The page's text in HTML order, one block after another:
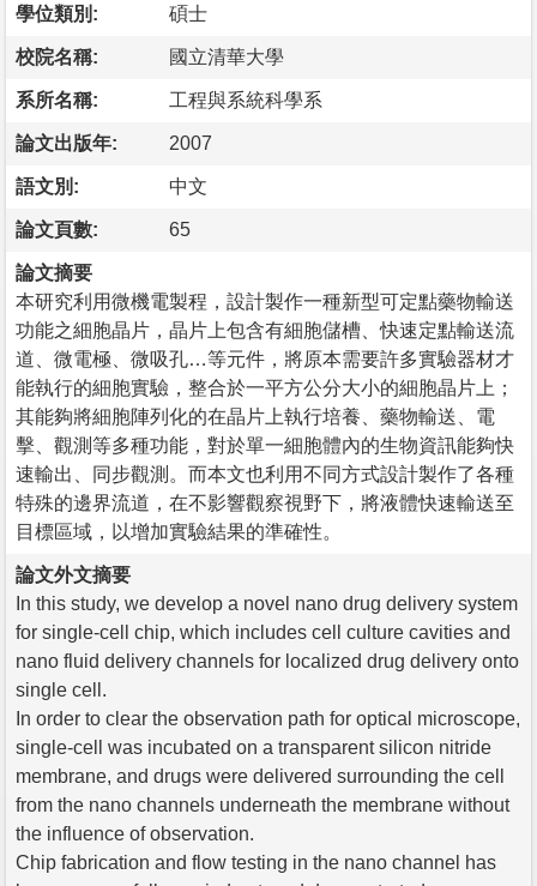
學位類別: 碩士
校院名稱: 國立清華大學
系所名稱: 工程與系統科學系
論文出版年: 2007
語文別: 中文
論文頁數: 65
論文摘要
本研究利用微機電製程，設計製作一種新型可定點藥物輸送
功能之細胞晶片，晶片上包含有細胞儲槽、快速定點輸送流
道、微電極、微吸孔…等元件，將原本需要許多實驗器材才
能執行的細胞實驗，整合於一平方公分大小的細胞晶片上；
其能夠將細胞陣列化的在晶片上執行培養、藥物輸送、電
擊、觀測等多種功能，對於單一細胞體內的生物資訊能夠快
速輸出、同步觀測。而本文也利用不同方式設計製作了各種
特殊的邊界流道，在不影響觀察視野下，將液體快速輸送至
目標區域，以增加實驗結果的準確性。
論文外文摘要
In this study, we develop a novel nano drug delivery system
for single-cell chip, which includes cell culture cavities and
nano fluid delivery channels for localized drug delivery onto
single cell.
In order to clear the observation path for optical microscope,
single-cell was incubated on a transparent silicon nitride
membrane, and drugs were delivered surrounding the cell
from the nano channels underneath the membrane without
the influence of observation.
Chip fabrication and flow testing in the nano channel has